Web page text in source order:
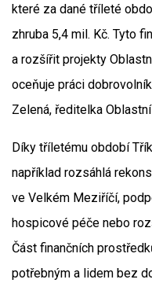
které za dané tříleté
zhruba 5,4 mil. Kč. Tyto
a rozšířit projekty
oceňuje práci
Zelená, ředitelka
Díky tříletému období
například rozsáhlá
ve Velkém Meziříčí,
hospicové péče nebo
Část finančních
potřebným a lidem bez